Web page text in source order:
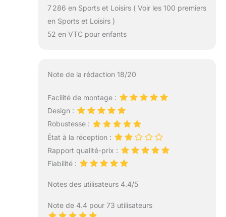
7 286 en Sports et Loisirs ( Voir les 100 premiers
en Sports et Loisirs )
52 en VTC pour enfants
Note de la rédaction 18/20
Facilité de montage :
Design :
Robustesse :
État à la réception :
Rapport qualité-prix :
Fiabilité :
Notes des utilisateurs 4.4/5
Note de 4.4 pour 73 utilisateurs